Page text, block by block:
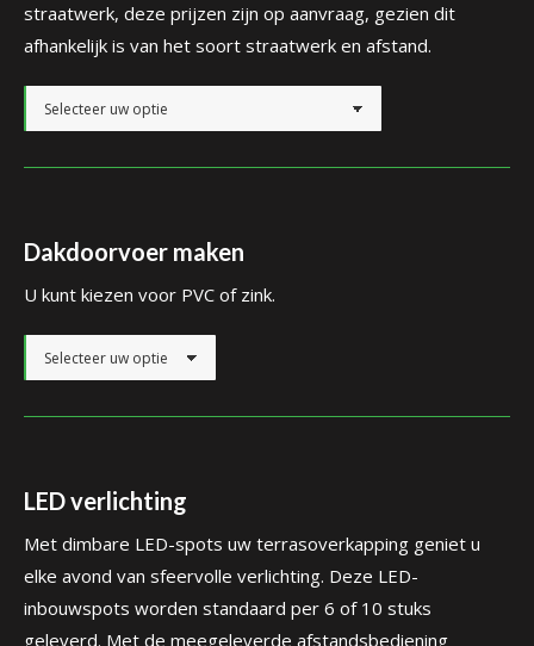
straatwerk, deze prijzen zijn op aanvraag, gezien dit
afhankelijk is van het soort straatwerk en afstand.
Dakdoorvoer maken
U kunt kiezen voor PVC of zink.
LED verlichting
Met dimbare LED-spots uw terrasoverkapping geniet u
elke avond van sfeervolle verlichting. Deze LED-
inbouwspots worden standaard per 6 of 10 stuks
geleverd. Met de meegeleverde afstandsbediening